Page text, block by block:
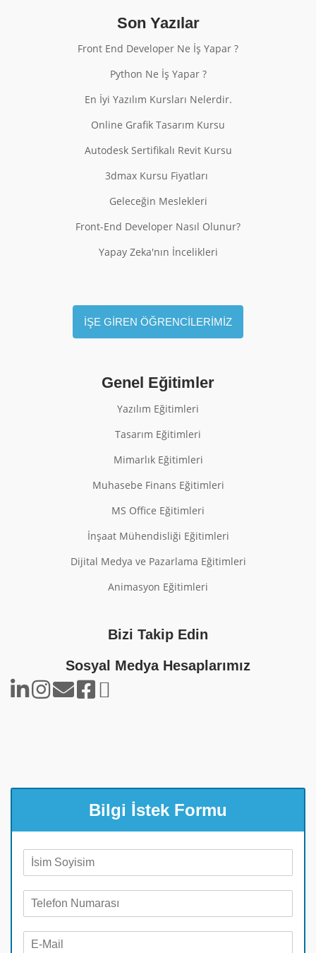
Son Yazılar
Front End Developer Ne İş Yapar ?
Python Ne İş Yapar ?
En İyi Yazılım Kursları Nelerdir.
Online Grafik Tasarım Kursu
Autodesk Sertifikalı Revit Kursu
3dmax Kursu Fiyatları
Geleceğin Meslekleri
Front-End Developer Nasıl Olunur?
Yapay Zeka'nın İncelikleri
İŞE GİREN ÖĞRENCİLERİMİZ
Genel Eğitimler
Yazılım Eğitimleri
Tasarım Eğitimleri
Mimarlık Eğitimleri
Muhasebe Finans Eğitimleri
MS Office Eğitimleri
İnşaat Mühendisliği Eğitimleri
Dijital Medya ve Pazarlama Eğitimleri
Animasyon Eğitimleri
Bizi Takip Edin
Sosyal Medya Hesaplarımız
Bilgi İstek Formu